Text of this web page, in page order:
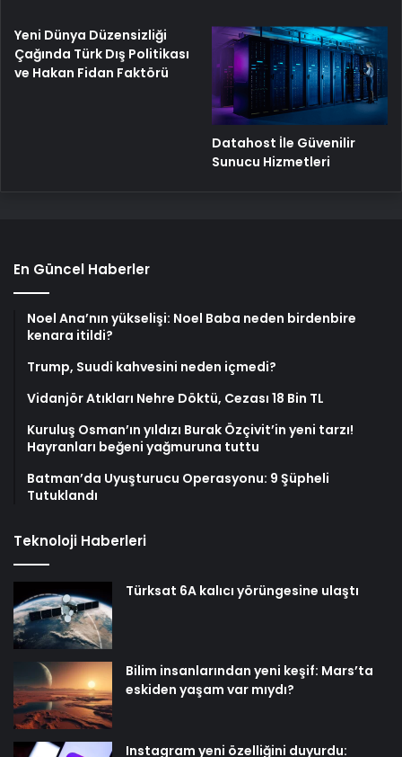
Yeni Dünya Düzensizliği
Çağında Türk Dış Politikası
ve Hakan Fidan Faktörü
Datahost İle Güvenilir
Sunucu Hizmetleri
En Güncel Haberler
Noel Ana’nın yükselişi: Noel Baba neden birdenbire
kenara itildi?
Trump, Suudi kahvesini neden içmedi?
Vidanjör Atıkları Nehre Döktü, Cezası 18 Bin TL
Kuruluş Osman’ın yıldızı Burak Özçivit’in yeni tarzı!
Hayranları beğeni yağmuruna tuttu
Batman’da Uyuşturucu Operasyonu: 9 Şüpheli
Tutuklandı
Teknoloji Haberleri
Türksat 6A kalıcı yörüngesine ulaştı
Bilim insanlarından yeni keşif: Mars’ta
eskiden yaşam var mıydı?
Instagram yeni özelliğini duyurdu: